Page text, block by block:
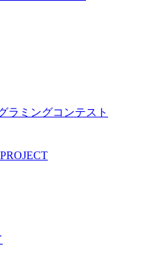
ラミングコンテスト